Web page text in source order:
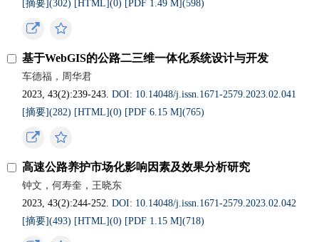
[摘要](302) [HTML](0) [PDF 1.49 M](598)
基于WebGIS的公路二三维一体化系统设计与开发
车德福，周华君
2023, 43(2):239-243.DOI: 10.14048/j.issn.1671‐2579.2023.02.041
[摘要](282) [HTML](0) [PDF 6.15 M](765)
高速公路养护市场化影响因素及效果分析研究
钟文，何寿奎，王晓东
2023, 43(2):244-252.DOI: 10.14048/j.issn.1671‐2579.2023.02.042
[摘要](493) [HTML](0) [PDF 1.15 M](718)